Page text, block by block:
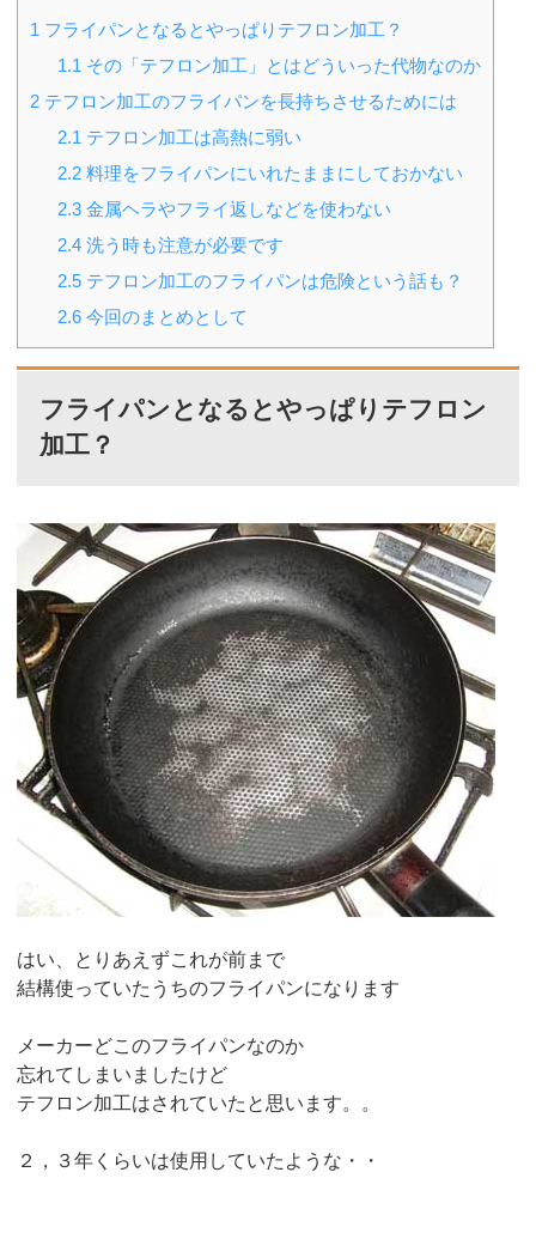
1 フライパンとなるとやっぱりテフロン加工？
1.1 その「テフロン加工」とはどういった代物なのか
2 テフロン加工のフライパンを長持ちさせるためには
2.1 テフロン加工は高熱に弱い
2.2 料理をフライパンにいれたままにしておかない
2.3 金属ヘラやフライ返しなどを使わない
2.4 洗う時も注意が必要です
2.5 テフロン加工のフライパンは危険という話も？
2.6 今回のまとめとして
フライパンとなるとやっぱりテフロン
加工？
はい、とりあえずこれが前まで
結構使っていたうちのフライパンになります
メーカーどこのフライパンなのか
忘れてしまいましたけど
テフロン加工はされていたと思います。。
２，３年くらいは使用していたような・・